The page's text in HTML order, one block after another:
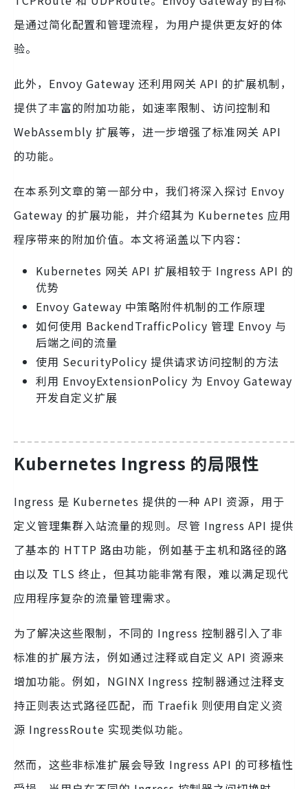
是通过简化配置和管理流程，为用户提供更友好的体
验。
此外，Envoy Gateway 还利用网关 API 的扩展机制，
提供了丰富的附加功能，如速率限制、访问控制和
WebAssembly 扩展等，进一步增强了标准网关 API
的功能。
在本系列文章的第一部分中，我们将深入探讨 Envoy
Gateway 的扩展功能，并介绍其为 Kubernetes 应用
程序带来的附加价值。本文将涵盖以下内容：
Kubernetes 网关 API 扩展相较于 Ingress API 的
优势
Envoy Gateway 中策略附件机制的工作原理
如何使用 BackendTrafficPolicy 管理 Envoy 与
后端之间的流量
使用 SecurityPolicy 提供请求访问控制的方法
利用 EnvoyExtensionPolicy 为 Envoy Gateway
开发自定义扩展
Kubernetes Ingress 的局限性
Ingress 是 Kubernetes 提供的一种 API 资源，用于
定义管理集群入站流量的规则。尽管 Ingress API 提供
了基本的 HTTP 路由功能，例如基于主机和路径的路
由以及 TLS 终止，但其功能非常有限，难以满足现代
应用程序复杂的流量管理需求。
为了解决这些限制，不同的 Ingress 控制器引入了非
标准的扩展方法，例如通过注释或自定义 API 资源来
增加功能。例如，NGINX Ingress 控制器通过注释支
持正则表达式路径匹配，而 Traefik 则使用自定义资
源 IngressRoute 实现类似功能。
然而，这些非标准扩展会导致 Ingress API 的可移植性